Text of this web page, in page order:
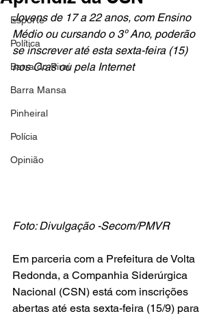
Esporte
Política
Barra do Piraí
Barra Mansa
Pinheiral
Polícia
Opinião
Jovens de 17 a 22 anos, com Ensino
Médio ou cursando o 3º Ano, poderão
se inscrever até esta sexta-feira (15)
nos Cras ou pela Internet
Foto: Divulgação -Secom/PMVR
Em parceria com a Prefeitura de Volta
Redonda, a Companhia Siderúrgica
Nacional (CSN) está com inscrições
abertas até esta sexta-feira (15/9) para